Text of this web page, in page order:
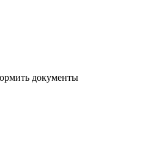
документы